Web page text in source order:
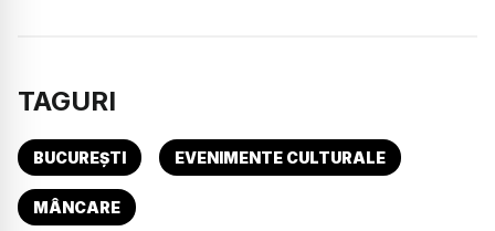
TAGURI
BUCUREȘTI EVENIMENTE CULTURALE
MÂNCARE